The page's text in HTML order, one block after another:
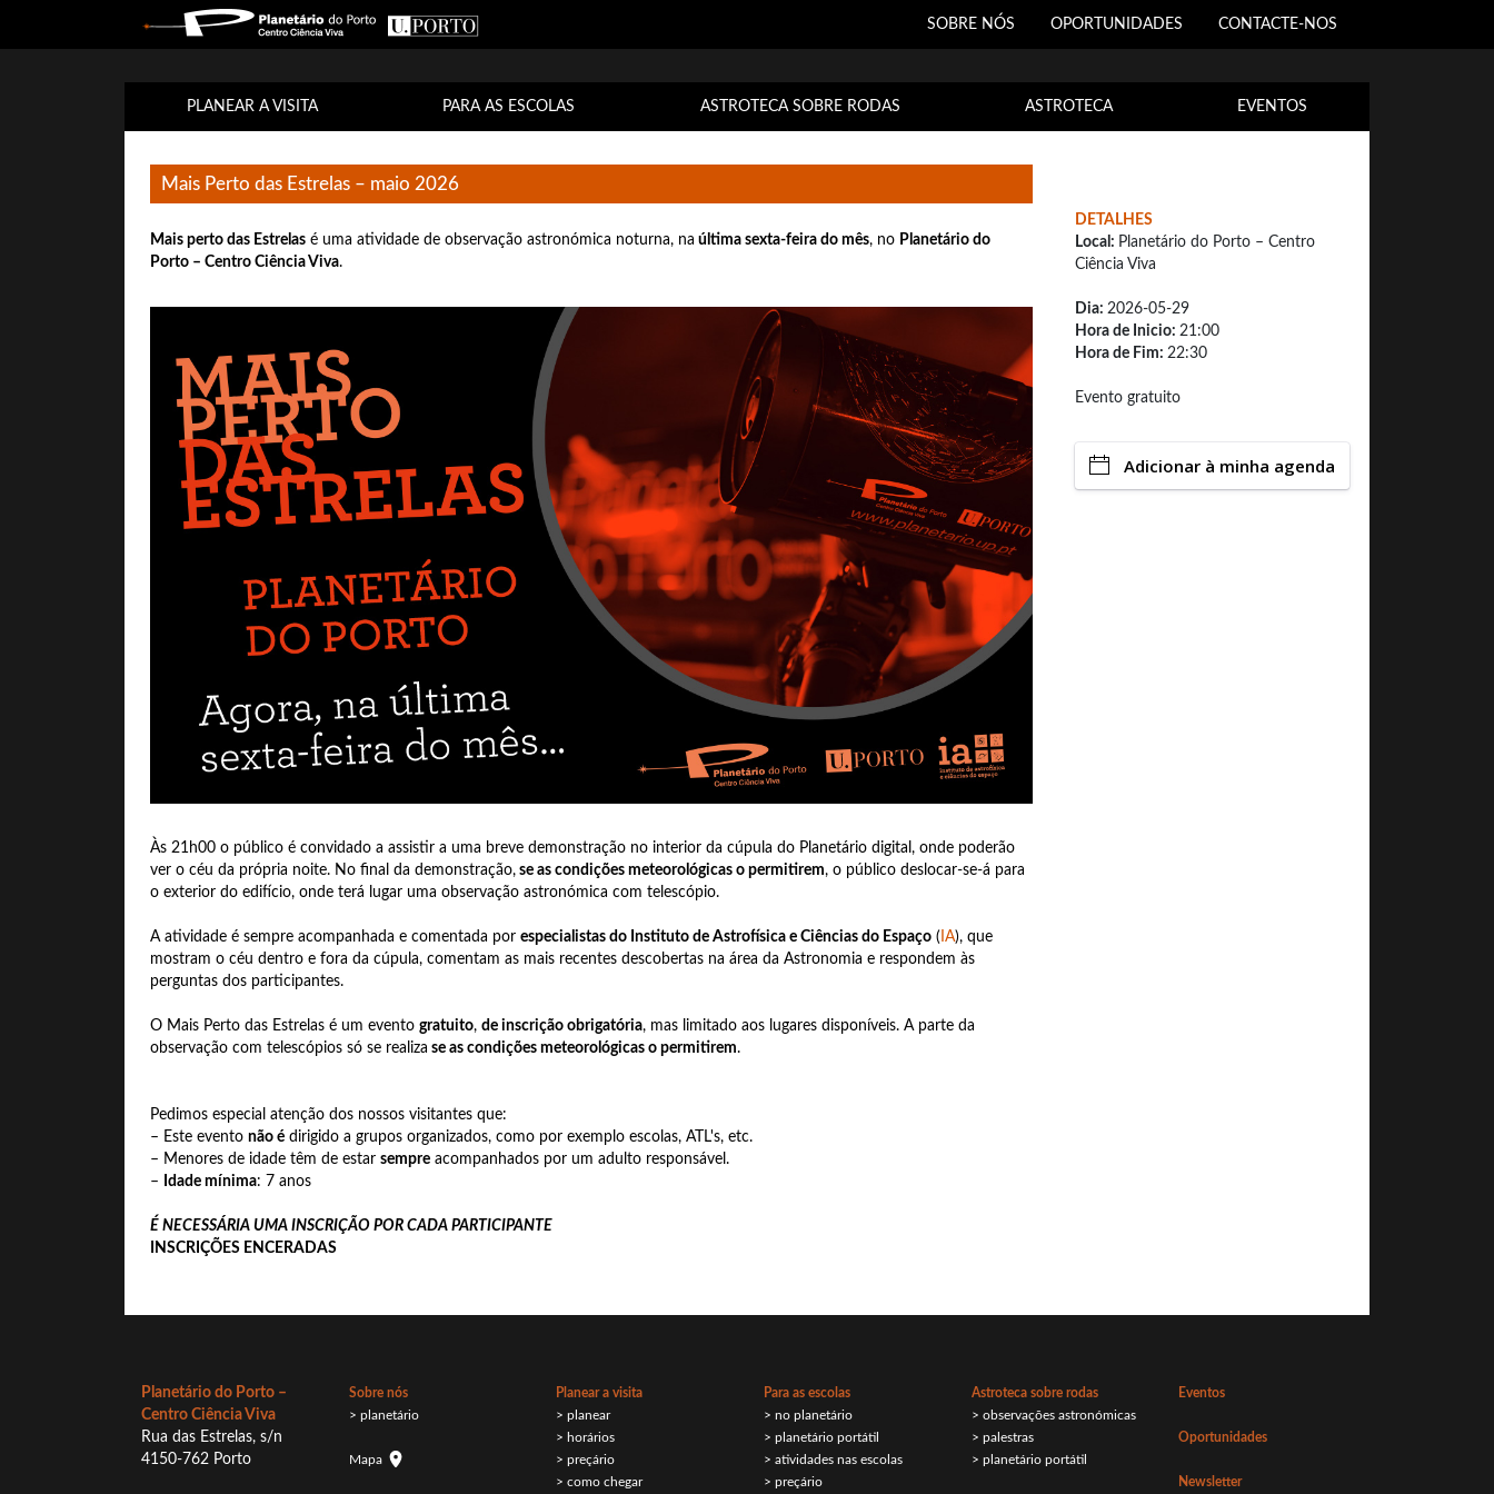
SOBRE NÓS OPORTUNIDADES CONTACTE‑NOS
PLANEAR A VISITA PARA AS ESCOLAS ASTROTECA SOBRE RODAS ASTROTECA EVENTOS
Mais Perto das Estrelas – maio 2026
Mais perto das Estrelas é uma atividade de observação astronómica noturna, na última sexta-feira do mês, no Planetário do
Porto – Centro Ciência Viva.
Às 21h00 o público é convidado a assistir a uma breve demonstração no interior da cúpula do Planetário digital, onde poderão
ver o céu da própria noite. No final da demonstração, se as condições meteorológicas o permitirem, o público deslocar-se-á para
o exterior do edifício, onde terá lugar uma observação astronómica com telescópio.
A atividade é sempre acompanhada e comentada porespecialistas do Instituto de Astrofísica e Ciências do Espaço ( IA), que
mostram o céu dentro e fora da cúpula, comentam as mais recentes descobertas na área da Astronomia e respondem às
perguntas dos participantes.
O Mais Perto das Estrelas é um eventogratuito,de inscrição obrigatória, mas limitado aos lugares disponíveis. A parte da
observação com telescópios só se realiza se as condições meteorológicas o permitirem.
Pedimos especial atenção dos nossos visitantes que:
– Este eventonão é dirigido a grupos organizados, como por exemplo escolas, ATL's, etc.
– Menores de idade têm de estarsempre acompanhados por um adulto responsável.
–
Idade mínima: 7 anos
É NECESSÁRIA UMA INSCRIÇÃO POR CADA PARTICIPANTE
INSCRIÇÕES ENCERADAS
DETALHES
Local: Planetário do Porto – Centro
Ciência Viva
Dia: 2026-05-29
Hora de Inicio: 21:00
Hora de Fim: 22:30
Evento gratuito
Adicionar à minha agenda
Planetário do Porto –
Centro Ciência Viva
Rua das Estrelas, s/n
4150-762 Porto
Sobre nós
> planetário
Mapa
Planear a visita
> planear
> horários
> preçário
> como chegar
Para as escolas
> no planetário
> planetário portátil
> atividades nas escolas
> preçário
Astroteca sobre rodas
> observações astronómicas
> palestras
> planetário portátil
Eventos
Oportunidades
Newsletter